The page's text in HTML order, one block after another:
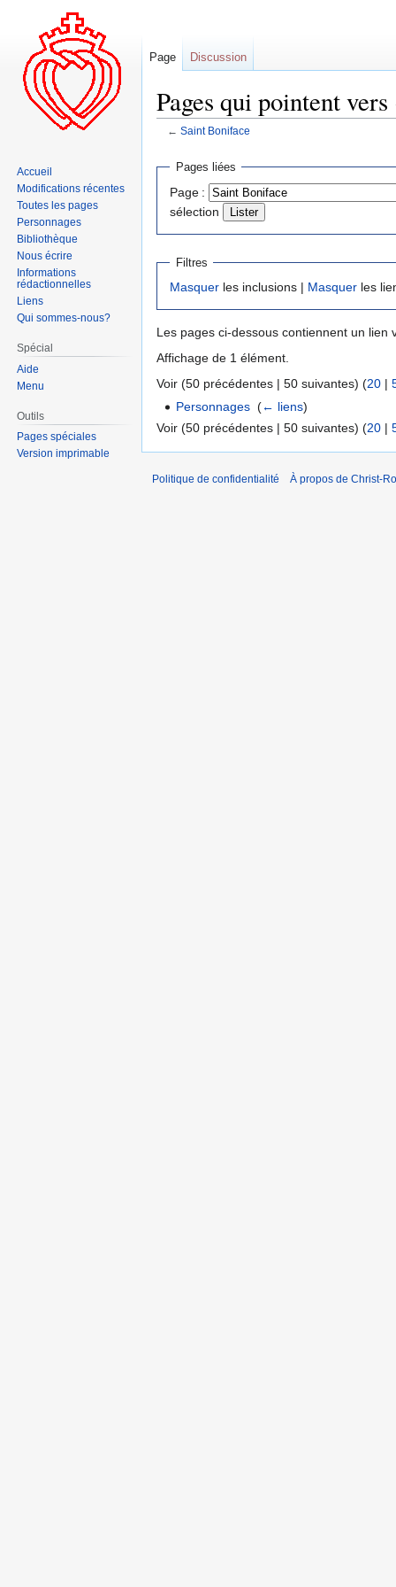
Pages qui pointent
← Saint Boniface
Aller
navigation
Aller
recherche
Pages liées
Page :
sélection
Filtres
Masquer les inclusions | Masquer les
Les pages ci-dessous contiennent un lien
Affichage de 1 élément.
Voir (50 précédentes | 50 suivantes) (20 |
Personnages ‎(← liens)
Voir (50 précédentes | 50 suivantes) (20 |
Page Discussion
Accueil
Modifications récentes
Toutes les pages
Personnages
Bibliothèque
Nous écrire
Informations
rédactionnelles
Liens
Qui sommes-nous?
Spécial
Aide
Menu
Outils
Pages spéciales
Version imprimable
Politique de confidentialité À propos de Christ-